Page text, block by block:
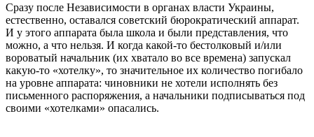
Сразу после Независимости в органах власти Украины,
естественно, оставался советский бюрократический аппарат.
И у этого аппарата была школа и были представления, что
можно, а что нельзя. И когда какой-то бестолковый и/или
вороватый начальник (их хватало во все времена) запускал
какую-то «хотелку», то значительное их количество погибало
на уровне аппарата: чиновники не хотели исполнять без
письменного распоряжения, а начальники подписываться под
своими «хотелками» опасались.